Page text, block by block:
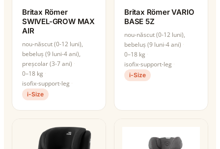
Britax Römer
SWIVEL-GROW MAX
AIR
nou-născut (0-12 luni),
bebeluș (9 luni-4 ani),
preșcolar (3-7 ani)
0–18 kg
isofix-support-leg
i-Size
Britax Römer VARIO
BASE 5Z
nou-născut (0-12 luni),
bebeluș (9 luni-4 ani)
0–18 kg
isofix-support-leg
i-Size